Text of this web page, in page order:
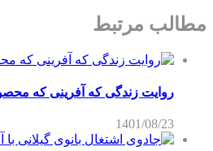
مطالب مرتبط
روایت زندگی که آفرینی که
1401/08/23